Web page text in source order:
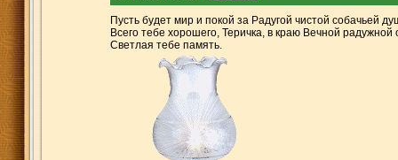
Пусть будет мир и покой за Радугой чистой собачьей
Всего тебе хорошего, Теричка, в краю Вечной радужной
Светлая тебе память.